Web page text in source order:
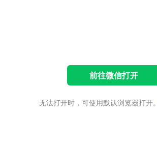
前往微信打开
无法打开时，可使用默认浏览器打开。